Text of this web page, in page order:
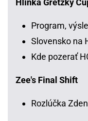
Hlinka Gretzky
Program,
Slovensko na
Kde pozerať
Zee's Final Shift
Rozlúčka